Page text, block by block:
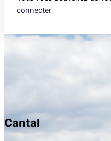
connecter
Cantal